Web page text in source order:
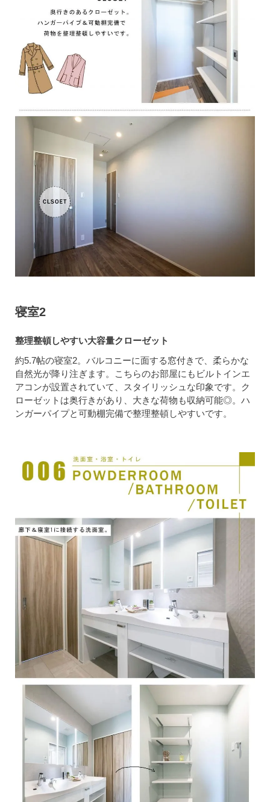
寝室2
整理整頓しやすい大容量クローゼット
約5.7帖の寝室2。バルコニーに面する窓付きで、柔らかな
自然光が降り注ぎます。こちらのお部屋にもビルトインエ
アコンが設置されていて、スタイリッシュな印象です。ク
ローゼットは奥行きがあり、大きな荷物も収納可能◎。ハ
ンガーパイプと可動棚完備で整理整頓しやすいです。